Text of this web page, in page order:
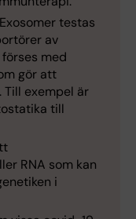
Exosomer testas
av
med
gör att
exempel är
till
RNA som kan
i